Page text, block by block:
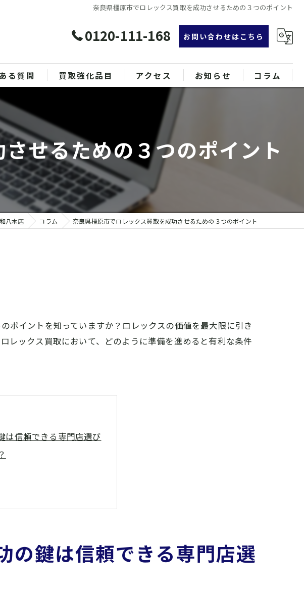
奈良県橿原市でロレックス買取を成功させるための３つのポイント
0120-111-168 お問い合わせはこちら
る質問 買取強化品目
ブランド品
貴金属
時計
金
アクセス お知らせ コラム
せるための３つのポイント
八木店 コラム 奈良県橿原市でロレックス買取を成功させるための３つのポイント
ポイントを知っていますか？ロレックスの価値を最大限に引き
レックス買取において、どのように準備を進めると有利な条件
は信頼できる専門店選び
問ポイント
とポイント
の鍵は信頼できる専門店選